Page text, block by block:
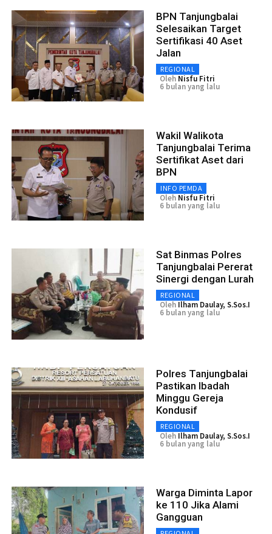
BPN Tanjungbalai
Selesaikan Target
Sertifikasi 40 Aset
Jalan
REGIONAL
Oleh Nisfu Fitri
6 bulan yang lalu
Wakil Walikota
Tanjungbalai Terima
Sertifikat Aset dari
BPN
INFO PEMDA
Oleh Nisfu Fitri
6 bulan yang lalu
Sat Binmas Polres
Tanjungbalai Pererat
Sinergi dengan Lurah
REGIONAL
Oleh Ilham Daulay, S.Sos.I
6 bulan yang lalu
Polres Tanjungbalai
Pastikan Ibadah
Minggu Gereja
Kondusif
REGIONAL
Oleh Ilham Daulay, S.Sos.I
6 bulan yang lalu
Warga Diminta Lapor
ke 110 Jika Alami
Gangguan